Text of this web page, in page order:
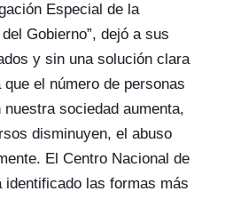
Especial de la
Gobierno”, dejó a sus
y sin una solución clara
el número de personas
sociedad aumenta,
disminuyen, el abuso
El Centro Nacional de
identificado las formas más